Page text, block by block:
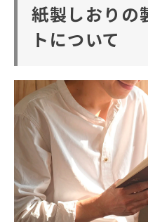
紙製しおりの
トについて